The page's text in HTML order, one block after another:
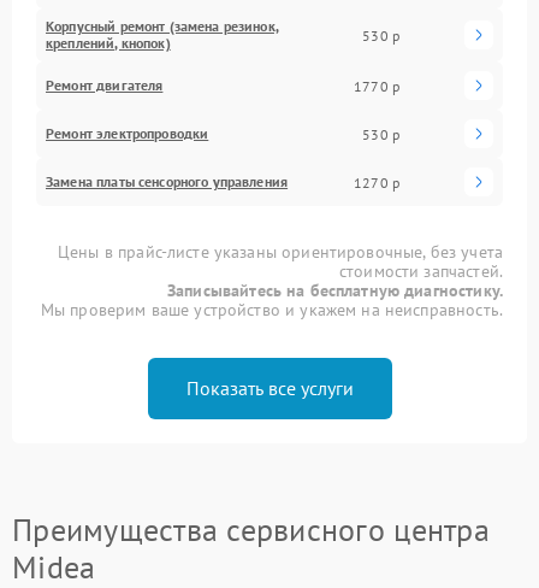
Корпусный ремонт (замена резинок,
креплений, кнопок)
530 р
Ремонт двигателя 1770 р
Ремонт электропроводки 530 р
Замена платы сенсорного управления 1270 р
Цены в прайс-листе указаны ориентировочные, без учета
стоимости запчастей.
Записывайтесь на бесплатную диагностику.
Мы проверим ваше устройство и укажем на неисправность.
Показать все услуги
Преимущества сервисного центра
Midea